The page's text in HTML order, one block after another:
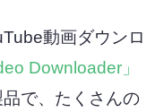
動画ダウンロ
Downloader」
で、たくさんの